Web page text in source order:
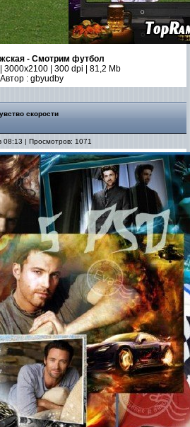
- Смотрим футбол
3000x2100 | 300 dpi | 81,2 Mb
Автор : gbyudby
скорости
08:13 | Просмотров: 1071